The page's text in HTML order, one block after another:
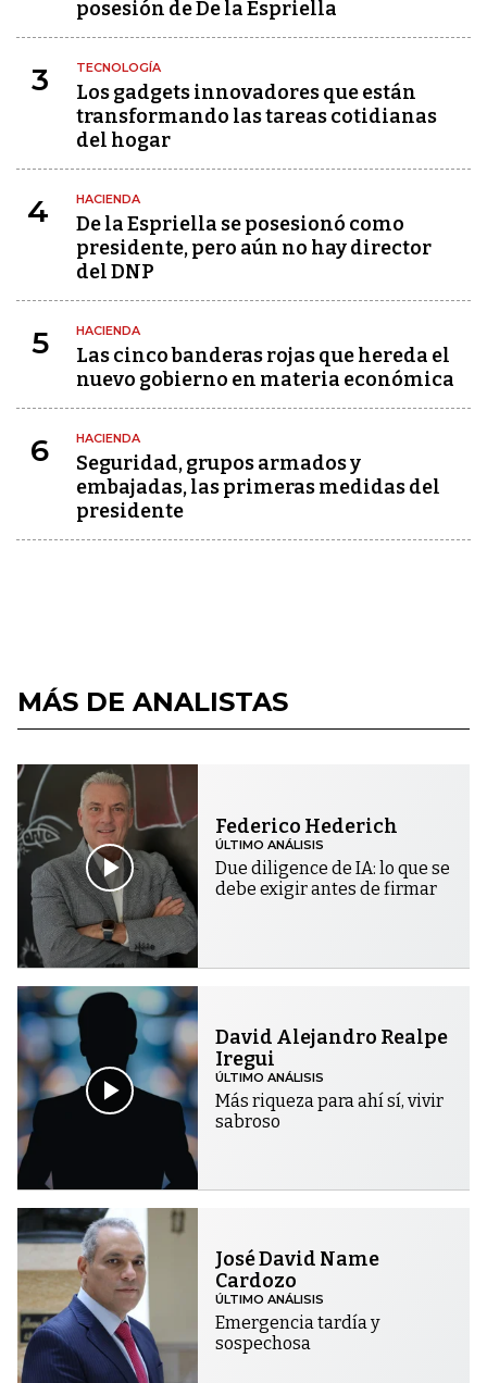
posesión de De la Espriella
3 TECNOLOGÍA
Los gadgets innovadores que están
transformando las tareas cotidianas
del hogar
4 HACIENDA
De la Espriella se posesionó como
presidente, pero aún no hay director
del DNP
5 HACIENDA
Las cinco banderas rojas que hereda el
nuevo gobierno en materia económica
6 HACIENDA
Seguridad, grupos armados y
embajadas, las primeras medidas del
presidente
MÁS DE ANALISTAS
Federico Hederich
ÚLTIMO ANÁLISIS
Due diligence de IA: lo que se
debe exigir antes de firmar
David Alejandro Realpe
Iregui
ÚLTIMO ANÁLISIS
Más riqueza para ahí sí, vivir
sabroso
José David Name
Cardozo
ÚLTIMO ANÁLISIS
Emergencia tardía y
sospechosa